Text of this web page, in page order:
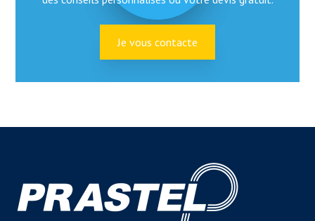
Je vous contacte